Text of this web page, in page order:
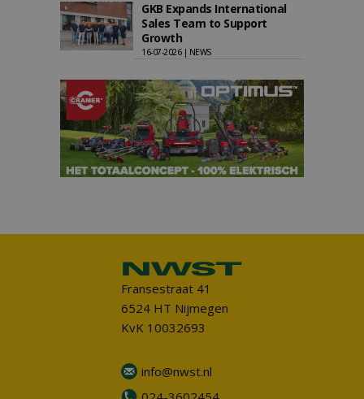
GKB Expands International
Sales Team to Support
Growth
16-07-2026 | NEWS
Fransestraat 41
6524 HT Nijmegen
KvK 10032693
info@nwst.nl